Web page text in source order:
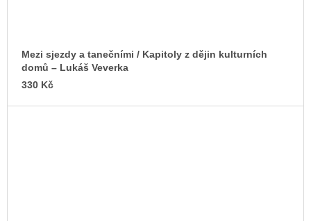
Mezi sjezdy a tanečními / Kapitoly z dějin kulturních
domů – Lukáš Veverka
330 Kč